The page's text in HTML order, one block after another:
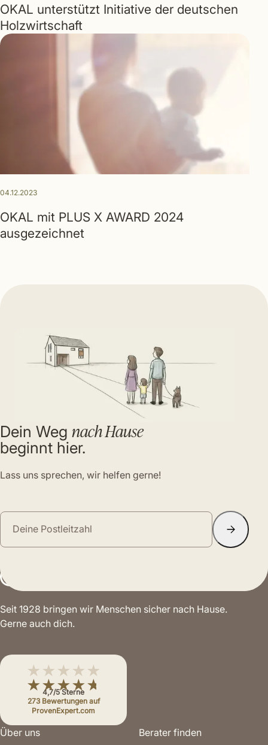
OKAL unterstützt Initiative der deutschen
Holzwirtschaft
04.12.2023
OKAL mit PLUS X AWARD 2024
ausgezeichnet
Dein Wegnach Hause
beginnt hier.
Lass uns sprechen, wir helfen gerne!
Seit 1928 bringen wir Menschen sicher nach Hause.
Gerne auch dich.
★★★★★
★★★★★
4,7/5 Sterne
273 Bewertungen auf
ProvenExpert.com
Über uns Berater finden